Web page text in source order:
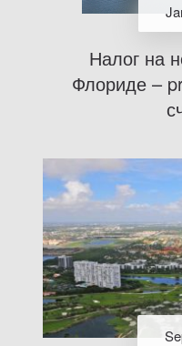
Налог на
Флориде –